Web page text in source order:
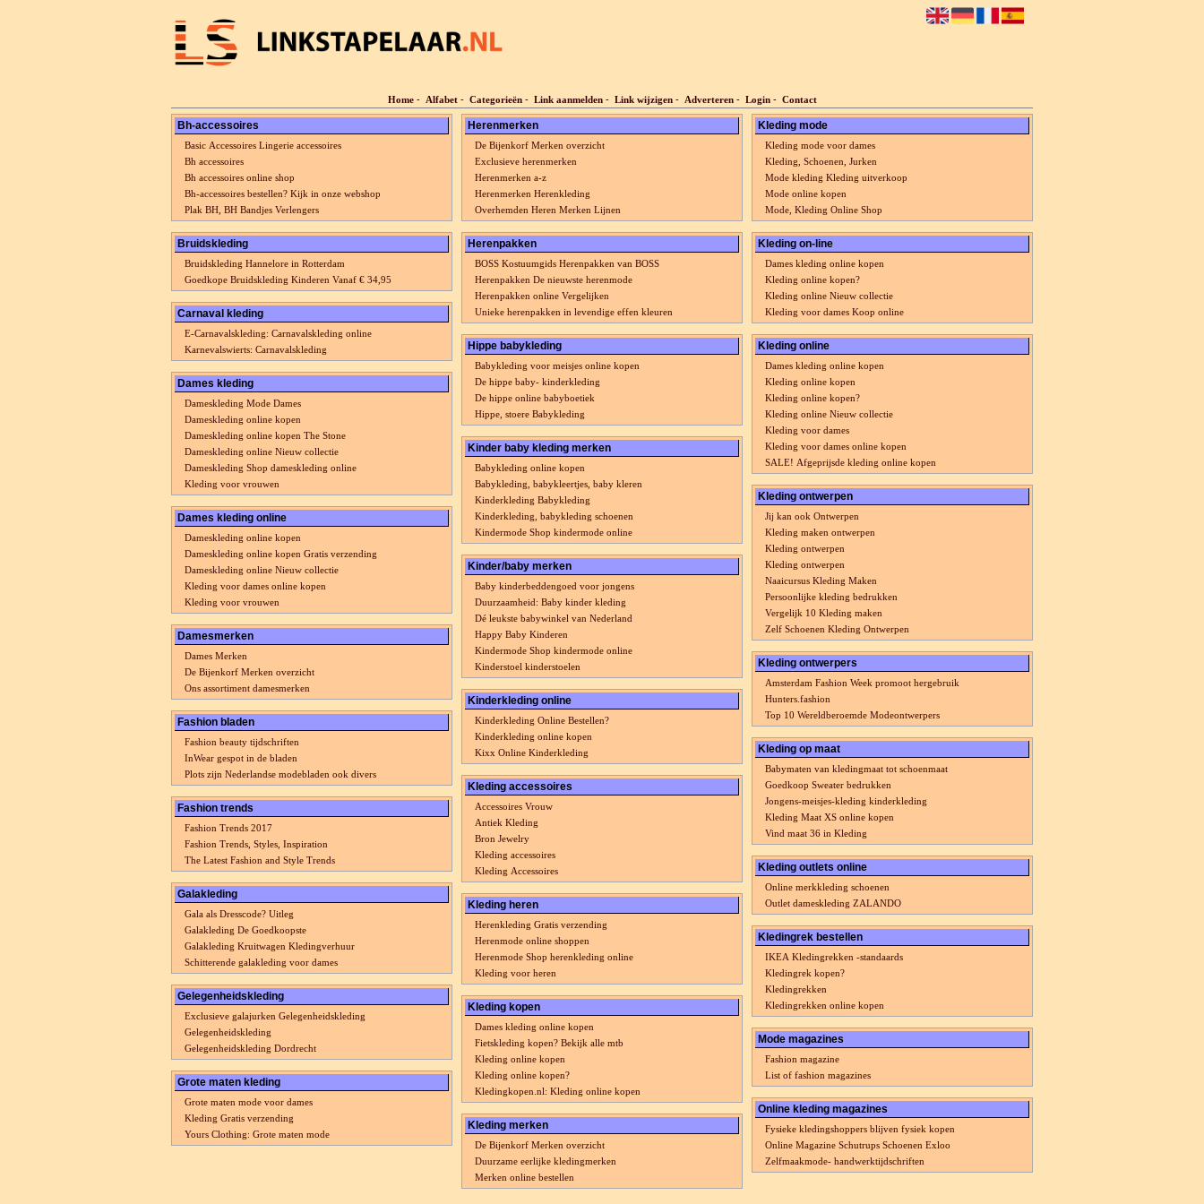
Home - Alfabet - Categorieën - Link aanmelden - Link wijzigen - Adverteren - Login - Contact
Bh-accessoires
Basic Accessoires Lingerie accessoires
Bh accessoires
Bh accessoires online shop
Bh-accessoires bestellen? Kijk in onze webshop
Plak BH, BH Bandjes Verlengers
Bruidskleding
Bruidskleding Hannelore in Rotterdam
Goedkope Bruidskleding Kinderen Vanaf € 34,95
Carnaval kleding
E-Carnavalskleding: Carnavalskleding online
Karnevalswierts: Carnavalskleding
Dames kleding
Dameskleding Mode Dames
Dameskleding online kopen
Dameskleding online kopen The Stone
Dameskleding online Nieuw collectie
Dameskleding Shop dameskleding online
Kleding voor vrouwen
Dames kleding online
Dameskleding online kopen
Dameskleding online kopen Gratis verzending
Dameskleding online Nieuw collectie
Kleding voor dames online kopen
Kleding voor vrouwen
Damesmerken
Dames Merken
De Bijenkorf Merken overzicht
Ons assortiment damesmerken
Fashion bladen
Fashion beauty tijdschriften
InWear gespot in de bladen
Plots zijn Nederlandse modebladen ook divers
Fashion trends
Fashion Trends 2017
Fashion Trends, Styles, Inspiration
The Latest Fashion and Style Trends
Galakleding
Gala als Dresscode? Uitleg
Galakleding De Goedkoopste
Galakleding Kruitwagen Kledingverhuur
Schitterende galakleding voor dames
Gelegenheidskleding
Exclusieve galajurken Gelegenheidskleding
Gelegenheidskleding
Gelegenheidskleding Dordrecht
Grote maten kleding
Grote maten mode voor dames
Kleding Gratis verzending
Yours Clothing: Grote maten mode
Herenmerken
De Bijenkorf Merken overzicht
Exclusieve herenmerken
Herenmerken a-z
Herenmerken Herenkleding
Overhemden Heren Merken Lijnen
Herenpakken
BOSS Kostuumgids Herenpakken van BOSS
Herenpakken De nieuwste herenmode
Herenpakken online Vergelijken
Unieke herenpakken in levendige effen kleuren
Hippe babykleding
Babykleding voor meisjes online kopen
De hippe baby- kinderkleding
De hippe online babyboetiek
Hippe, stoere Babykleding
Kinder baby kleding merken
Babykleding online kopen
Babykleding, babykleertjes, baby kleren
Kinderkleding Babykleding
Kinderkleding, babykleding schoenen
Kindermode Shop kindermode online
Kinder/baby merken
Baby kinderbeddengoed voor jongens
Duurzaamheid: Baby kinder kleding
Dé leukste babywinkel van Nederland
Happy Baby Kinderen
Kindermode Shop kindermode online
Kinderstoel kinderstoelen
Kinderkleding online
Kinderkleding Online Bestellen?
Kinderkleding online kopen
Kixx Online Kinderkleding
Kleding accessoires
Accessoires Vrouw
Antiek Kleding
Bron Jewelry
Kleding accessoires
Kleding Accessoires
Kleding heren
Herenkleding Gratis verzending
Herenmode online shoppen
Herenmode Shop herenkleding online
Kleding voor heren
Kleding kopen
Dames kleding online kopen
Fietskleding kopen? Bekijk alle mtb
Kleding online kopen
Kleding online kopen?
Kledingkopen.nl: Kleding online kopen
Kleding merken
De Bijenkorf Merken overzicht
Duurzame eerlijke kledingmerken
Merken online bestellen
Kleding mode
Kleding mode voor dames
Kleding, Schoenen, Jurken
Mode kleding Kleding uitverkoop
Mode online kopen
Mode, Kleding Online Shop
Kleding on-line
Dames kleding online kopen
Kleding online kopen?
Kleding online Nieuw collectie
Kleding voor dames Koop online
Kleding online
Dames kleding online kopen
Kleding online kopen
Kleding online kopen?
Kleding online Nieuw collectie
Kleding voor dames
Kleding voor dames online kopen
SALE! Afgeprijsde kleding online kopen
Kleding ontwerpen
Jij kan ook Ontwerpen
Kleding maken ontwerpen
Kleding ontwerpen
Kleding ontwerpen
Naaicursus Kleding Maken
Persoonlijke kleding bedrukken
Vergelijk 10 Kleding maken
Zelf Schoenen Kleding Ontwerpen
Kleding ontwerpers
Amsterdam Fashion Week promoot hergebruik
Hunters.fashion
Top 10 Wereldberoemde Modeontwerpers
Kleding op maat
Babymaten van kledingmaat tot schoenmaat
Goedkoop Sweater bedrukken
Jongens-meisjes-kleding kinderkleding
Kleding Maat XS online kopen
Vind maat 36 in Kleding
Kleding outlets online
Online merkkleding schoenen
Outlet dameskleding ZALANDO
Kledingrek bestellen
IKEA Kledingrekken -standaards
Kledingrek kopen?
Kledingrekken
Kledingrekken online kopen
Mode magazines
Fashion magazine
List of fashion magazines
Online kleding magazines
Fysieke kledingshoppers blijven fysiek kopen
Online Magazine Schutrups Schoenen Exloo
Zelfmaakmode- handwerktijdschriften